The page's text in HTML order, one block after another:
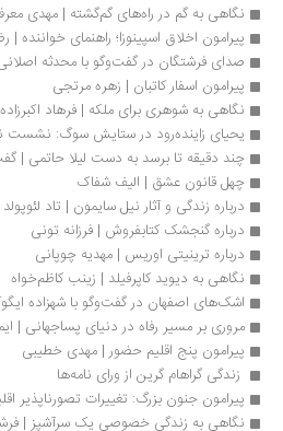
نگاهی به گم در راه‌های گم‌گشته | مهدی
پیرامون اخلاق اسپینوزا؛ راهنمای خواننده |
صدای فرشتگان در گفت‌وگو با محدثه
پیرامون اسفار کاتبان | زهره مرتجی
نگاهی به شوهری برای ملکه | فرهاد اکبرزاده
یحیای زاینده‌رود در ستایش سوگ: نشست
چند دقیقه تا برسد به دست لیلا حاتمی |
چهل قانون عشق | الیف شفاک
درباره زندگی و آثار نیل سایمون | تاد لئوپولد
درباره گنجشک کتابفروش | فرزانه تونی
درباره ترینیتی اوریس | مهدیه چوپانی
نگاهی به دیوید کاپرفیلد | زینب کاظم‌خواه
اشک‌های اصفهان در گفت‌وگو با شهزاده
مروری بر مسیر رفاه در دنیای پساجهانی |
پیرامون پنج اقلیم حضور | مهدی خطیبی
زندگی گراهام گرین از ورای نامه‌‌ها
پیرامون جنون بزرگ: تغییرات تصورناپذیر
نگاهی به زندگی خصوصی یک سرآشپز |